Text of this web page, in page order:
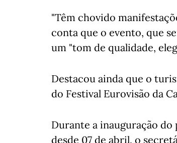
"Têm chovido
conta que o evento, que
um "tom de qualidade,
Destacou ainda que o
do Festival Eurovisão da
Durante a inauguração
desde 07 de abril, o